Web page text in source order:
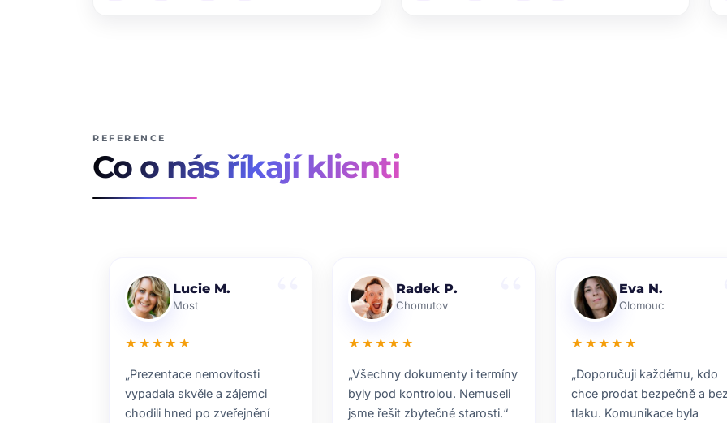
REFERENCE
Co o nás říkají klienti
Lucie M.
Most
★★★★★
„Prezentace nemovitosti
vypadala skvěle a zájemci
chodili hned po zveřejnění
Radek P.
Chomutov
★★★★★
„Všechny dokumenty i termíny
byly pod kontrolou. Nemuseli
jsme řešit zbytečné starosti.“
Eva N.
Olomouc
★★★★★
„Doporučuji každému, kdo
chce prodat bezpečně a
tlaku. Komunikace byla